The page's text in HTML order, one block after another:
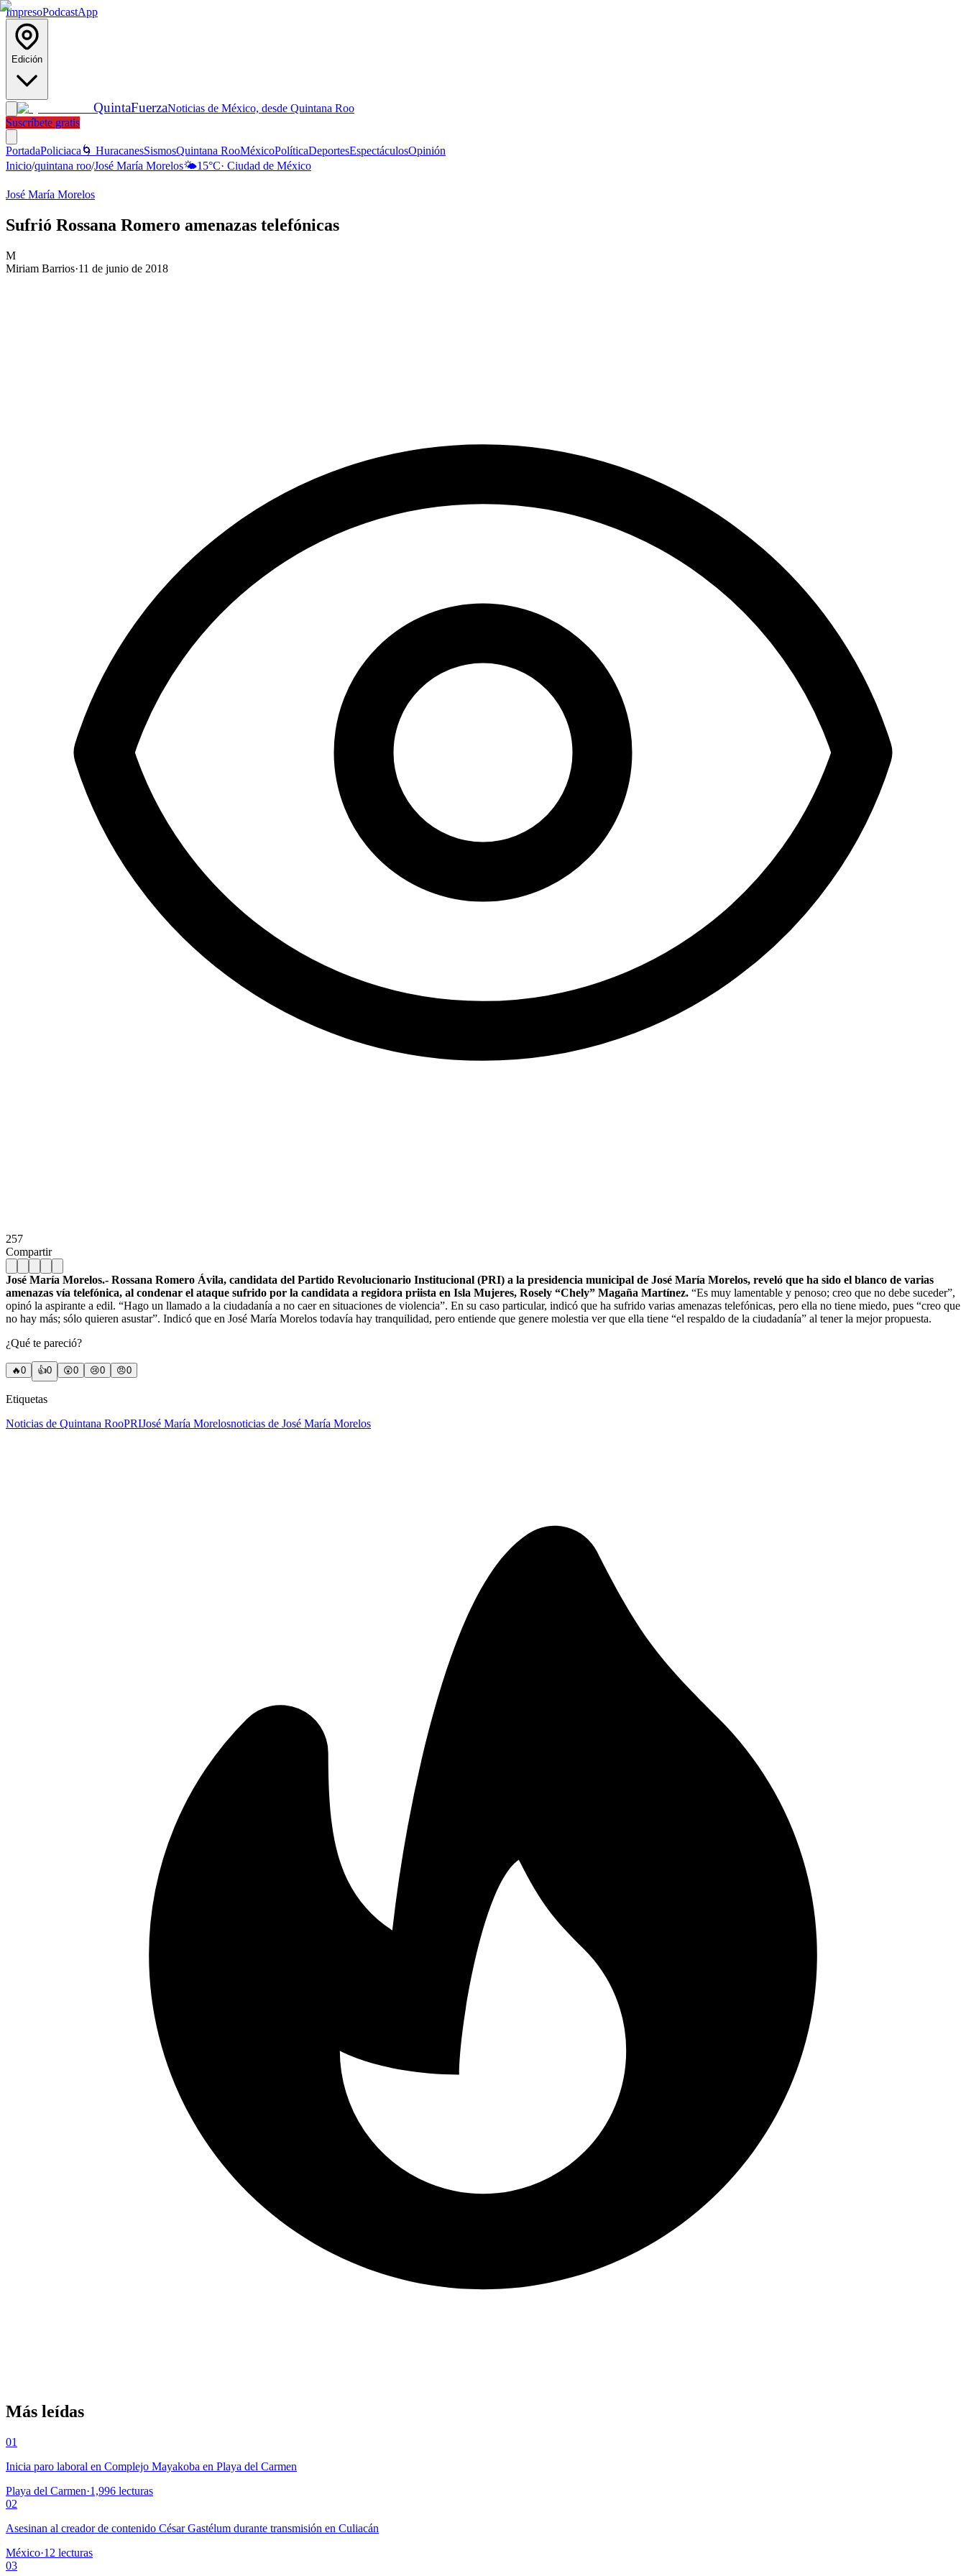
ImpresoPodcastApp
Edición
QuintaFuerzaNoticias de México, desde Quintana Roo
Suscríbete gratis
PortadaPoliciaca 🌀 HuracanesSismosQuintana RooMéxicoPolíticaDeportesEspectáculosOpinión
Inicio/quintana roo/José María Morelos🌤️15°C· Ciudad de México
José María Morelos
Sufrió Rossana Romero amenazas telefónicas
M
Miriam Barrios·11 de junio de 2018
257
Compartir
José María Morelos.- Rossana Romero Ávila, candidata del Partido Revolucionario Institucional (PRI) a la presidencia municipal de José María Morelos, reveló que ha sido el blanco de varias
amenazas vía telefónica, al condenar el ataque sufrido por la candidata a regidora priista en Isla Mujeres, Rosely “Chely” Magaña Martínez. “Es muy lamentable y penoso; creo que no debe suceder”,
opinó la aspirante a edil. “Hago un llamado a la ciudadanía a no caer en situaciones de violencia”. En su caso particular, indicó que ha sufrido varias amenazas telefónicas, pero ella no tiene miedo, pues “creo que
no hay más; sólo quieren asustar”. Indicó que en José María Morelos todavía hay tranquilidad, pero entiende que genere molestia ver que ella tiene “el respaldo de la ciudadanía” al tener la mejor propuesta.
¿Qué te pareció?
🔥0 👍0 😲0 😢0 😠0
Etiquetas
Noticias de Quintana RooPRIJosé María Morelosnoticias de José María Morelos
Más leídas
01
Inicia paro laboral en Complejo Mayakoba en Playa del Carmen
Playa del Carmen·1,996 lecturas
02
Asesinan al creador de contenido César Gastélum durante transmisión en Culiacán
México·12 lecturas
03